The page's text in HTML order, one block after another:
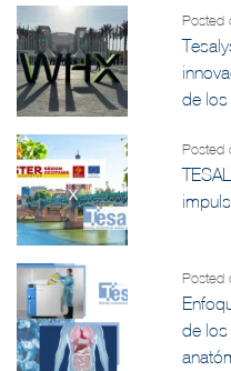
Posted
de los
de los